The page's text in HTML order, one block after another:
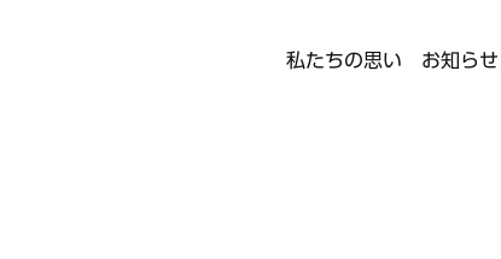
私たちの思い お知らせ